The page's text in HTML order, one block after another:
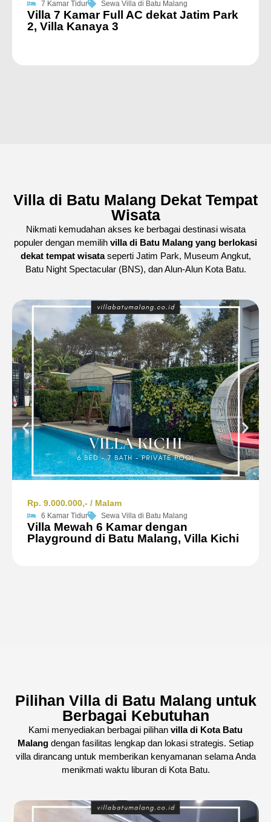
7 Kamar Tidur Sewa Villa di Batu Malang
Villa 7 Kamar Full AC dekat Jatim Park
2, Villa Kanaya 3
Villa di Batu Malang Dekat Tempat
Wisata
Nikmati kemudahan akses ke berbagai destinasi wisata
populer dengan memilih villa di Batu Malang yang berlokasi
dekat tempat wisataseperti Jatim Park, Museum Angkut,
Batu Night Spectacular (BNS), dan Alun-Alun Kota Batu.
Rp. 9.000.000,- / Malam
6 Kamar Tidur Sewa Villa di Batu Malang
Villa Mewah 6 Kamar dengan
Playground di Batu Malang, Villa Kichi
Pilihan Villa di Batu Malang untuk
Berbagai Kebutuhan
Kami menyediakan berbagai pilihan villa di Kota Batu
Malang dengan fasilitas lengkap dan lokasi strategis. Setiap
villa dirancang untuk memberikan kenyamanan selama Anda
menikmati waktu liburan di Kota Batu.